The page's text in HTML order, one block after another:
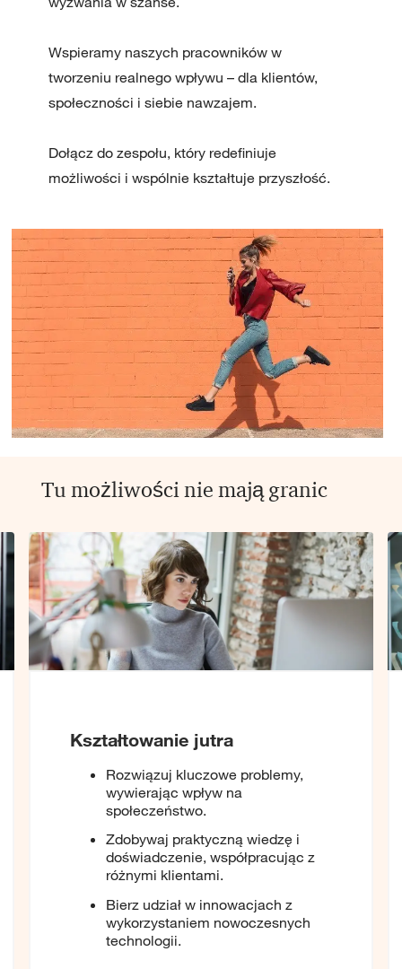
Wspieramy naszych pracowników w
tworzeniu realnego wpływu – dla klientów,
społeczności i siebie nawzajem.
Dołącz do zespołu, który redefiniuje
możliwości i wspólnie kształtuje przyszłość.
Tu możliwości nie mają granic
Kształtowanie jutra
Rozwiązuj kluczowe problemy,
wywierając wpływ na
społeczeństwo.
Zdobywaj praktyczną wiedzę i
doświadczenie, współpracując z
różnymi klientami.
Bierz udział w innowacjach z
wykorzystaniem nowoczesnych
technologii.